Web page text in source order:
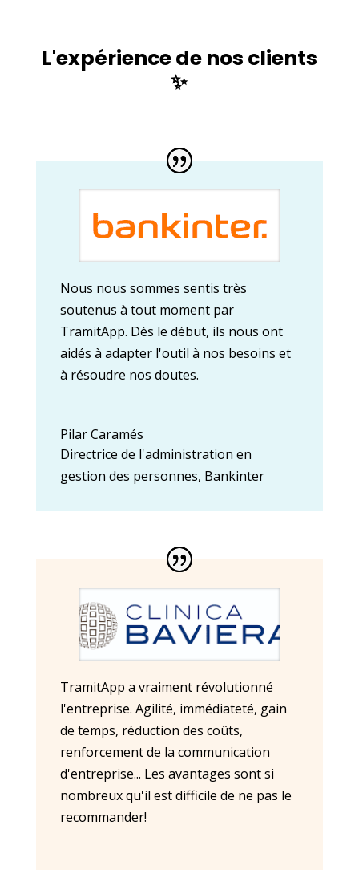
L'expérience de nos clients
✨
Nous nous sommes sentis très
soutenus à tout moment par
TramitApp. Dès le début, ils nous ont
aidés à adapter l'outil à nos besoins et
à résoudre nos doutes.
Pilar Caramés
Directrice de l'administration en
gestion des personnes, Bankinter
TramitApp a vraiment révolutionné
l'entreprise. Agilité, immédiateté, gain
de temps, réduction des coûts,
renforcement de la communication
d'entreprise... Les avantages sont si
nombreux qu'il est difficile de ne pas le
recommander!